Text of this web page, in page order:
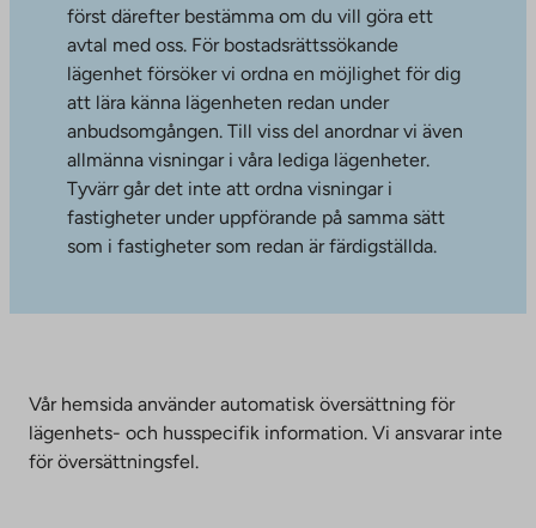
först därefter bestämma om du vill göra ett
avtal med oss. För bostadsrättssökande
lägenhet försöker vi ordna en möjlighet för dig
att lära känna lägenheten redan under
anbudsomgången. Till viss del anordnar vi även
allmänna visningar i våra lediga lägenheter.
Tyvärr går det inte att ordna visningar i
fastigheter under uppförande på samma sätt
som i fastigheter som redan är färdigställda.
Vår hemsida använder automatisk översättning för
lägenhets- och husspecifik information. Vi ansvarar inte
för översättningsfel.